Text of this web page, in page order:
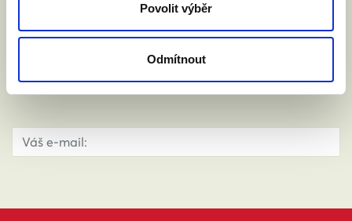
Povolit výběr
Odmítnout
ABY VÁM O MANŽELSTVÍ NIC
NEUNIKLO